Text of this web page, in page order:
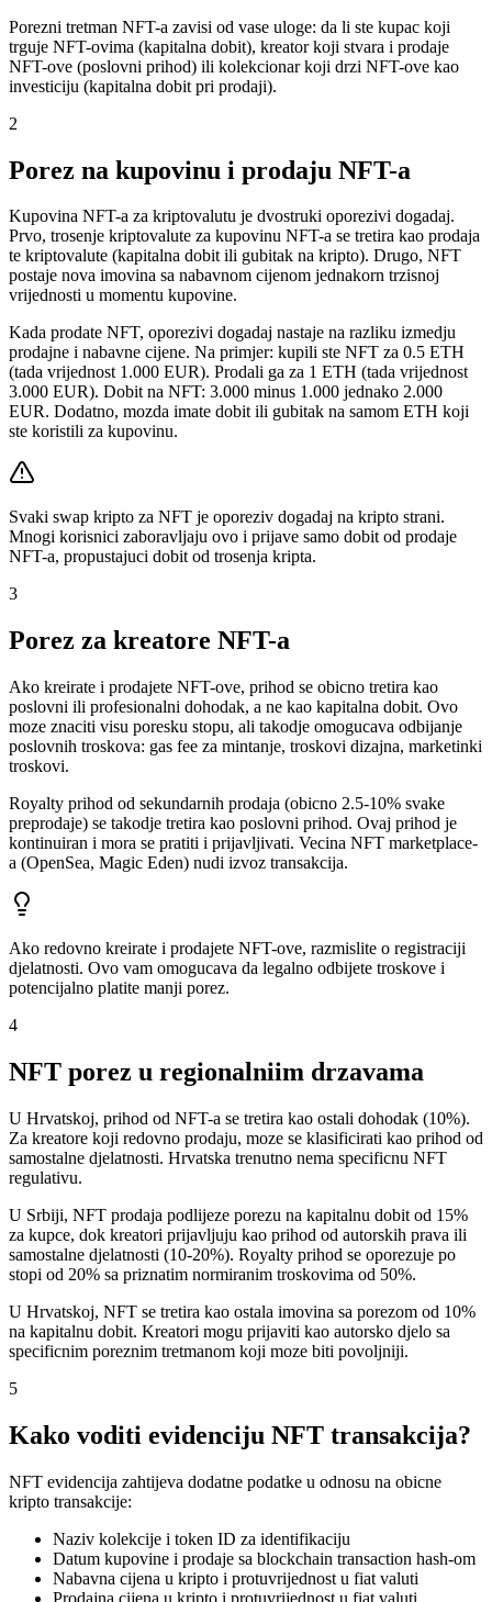
Porezni tretman NFT-a zavisi od vase uloge: da li ste kupac koji
trguje NFT-ovima (kapitalna dobit), kreator koji stvara i prodaje
NFT-ove (poslovni prihod) ili kolekcionar koji drzi NFT-ove kao
investiciju (kapitalna dobit pri prodaji).
2
Porez na kupovinu i prodaju NFT-a
Kupovina NFT-a za kriptovalutu je dvostruki oporezivi dogadaj.
Prvo, trosenje kriptovalute za kupovinu NFT-a se tretira kao prodaja
te kriptovalute (kapitalna dobit ili gubitak na kripto). Drugo, NFT
postaje nova imovina sa nabavnom cijenom jednakorn trzisnoj
vrijednosti u momentu kupovine.
Kada prodate NFT, oporezivi dogadaj nastaje na razliku izmedju
prodajne i nabavne cijene. Na primjer: kupili ste NFT za 0.5 ETH
(tada vrijednost 1.000 EUR). Prodali ga za 1 ETH (tada vrijednost
3.000 EUR). Dobit na NFT: 3.000 minus 1.000 jednako 2.000
EUR. Dodatno, mozda imate dobit ili gubitak na samom ETH koji
ste koristili za kupovinu.
Svaki swap kripto za NFT je oporeziv dogadaj na kripto strani.
Mnogi korisnici zaboravljaju ovo i prijave samo dobit od prodaje
NFT-a, propustajuci dobit od trosenja kripta.
3
Porez za kreatore NFT-a
Ako kreirate i prodajete NFT-ove, prihod se obicno tretira kao
poslovni ili profesionalni dohodak, a ne kao kapitalna dobit. Ovo
moze znaciti visu poresku stopu, ali takodje omogucava odbijanje
poslovnih troskova: gas fee za mintanje, troskovi dizajna, marketinki
troskovi.
Royalty prihod od sekundarnih prodaja (obicno 2.5-10% svake
preprodaje) se takodje tretira kao poslovni prihod. Ovaj prihod je
kontinuiran i mora se pratiti i prijavljivati. Vecina NFT marketplace-
a (OpenSea, Magic Eden) nudi izvoz transakcija.
Ako redovno kreirate i prodajete NFT-ove, razmislite o registraciji
djelatnosti. Ovo vam omogucava da legalno odbijete troskove i
potencijalno platite manji porez.
4
NFT porez u regionalniim drzavama
U Hrvatskoj, prihod od NFT-a se tretira kao ostali dohodak (10%).
Za kreatore koji redovno prodaju, moze se klasificirati kao prihod od
samostalne djelatnosti. Hrvatska trenutno nema specificnu NFT
regulativu.
U Srbiji, NFT prodaja podlijeze porezu na kapitalnu dobit od 15%
za kupce, dok kreatori prijavljuju kao prihod od autorskih prava ili
samostalne djelatnosti (10-20%). Royalty prihod se oporezuje po
stopi od 20% sa priznatim normiranim troskovima od 50%.
U Hrvatskoj, NFT se tretira kao ostala imovina sa porezom od 10%
na kapitalnu dobit. Kreatori mogu prijaviti kao autorsko djelo sa
specificnim poreznim tretmanom koji moze biti povoljniji.
5
Kako voditi evidenciju NFT transakcija?
NFT evidencija zahtijeva dodatne podatke u odnosu na obicne
kripto transakcije:
Naziv kolekcije i token ID za identifikaciju
Datum kupovine i prodaje sa blockchain transaction hash-om
Nabavna cijena u kripto i protuvrijednost u fiat valuti
Prodajna cijena u kripto i protuvrijednost u fiat valuti